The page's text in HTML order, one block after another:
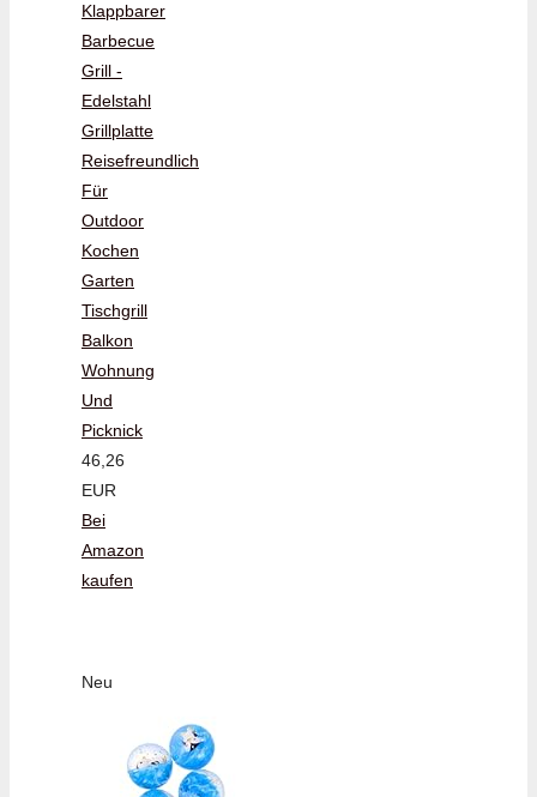
Klappbarer
Barbecue
Grill -
Edelstahl
Grillplatte
Reisefreundlich
Für
Outdoor
Kochen
Garten
Tischgrill
Balkon
Wohnung
Und
Picknick
46,26
EUR
Bei
Amazon
kaufen
Neu